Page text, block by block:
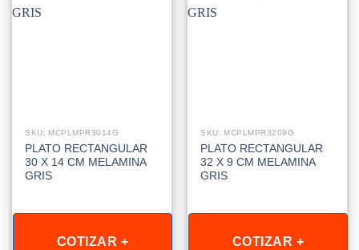
SKU: MCPLMPR3014G
PLATO RECTANGULAR
30 X 14 CM MELAMINA
GRIS
COTIZAR +
SKU: MCPLMPR3209G
PLATO RECTANGULAR
32 X 9 CM MELAMINA
GRIS
COTIZAR +